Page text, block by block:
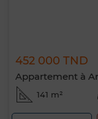
452 000 TND
Appartement à
141 m²